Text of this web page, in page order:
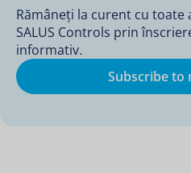
Rămâneți la curent cu toate
SALUS Controls prin
informativ.
Subscribe to